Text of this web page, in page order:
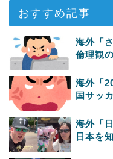
おすすめ記事
海外「
倫理観
海外「
国サッ
海外「
日本を